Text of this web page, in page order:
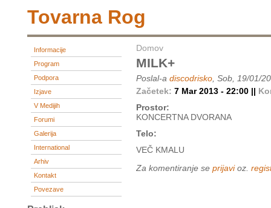
Tovarna Rog
Informacije
Program
Podpora
Izjave
V Medijih
Forumi
Galerija
International
Arhiv
Kontakt
Povezave
Domov
MILK+
Poslal-a discodrisko , Sob, 19/01/
Začetek: 7 Mar 2013 - 22:00 ||
Prostor:
KONCERTNA DVORANA
Telo:
VEČ KMALU
Za komentiranje se prijavioz.